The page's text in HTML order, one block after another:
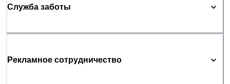
Служба заботы
Рекламное сотрудничество